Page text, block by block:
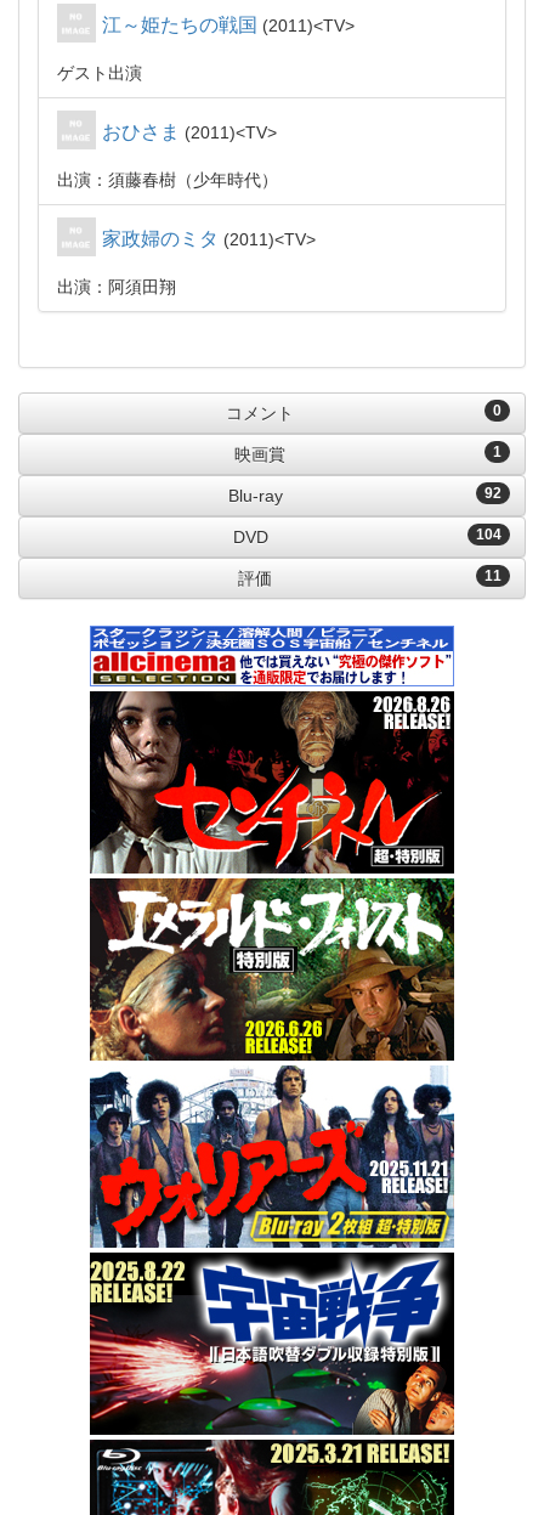
江～姫たちの戦国 2011 TV
ゲスト出演
おひさま 2011 TV
出演：須藤春樹（少年時代）
家政婦のミタ 2011 TV
出演：阿須田翔
0
コメント
1
映画賞
92
Blu-ray
104
DVD
11
評価